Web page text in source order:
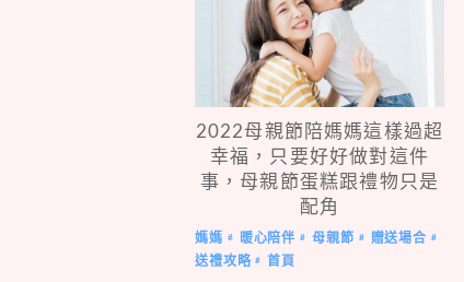
2022母親節陪媽媽這樣過超
幸福，只要好好做對這件
事，母親節蛋糕跟禮物只是
配角
媽媽 # 暖心陪伴 # 母親節 # 贈送場合 #
送禮攻略 #
首頁